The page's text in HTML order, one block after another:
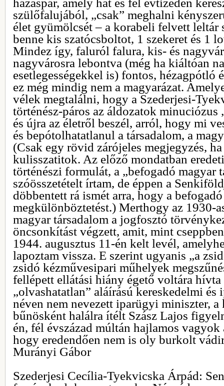
házaspár, amely hat és fél évtizeden
szülőfalujából, „csak” meghalni
élet gyümölcsét – a korabeli felvett leltár
benne kis szatócsboltot, 1 szekeret és 1
Mindez így, faluról falura, kis- és
nagyvárosra lebontva (még ha kiáltóan
esetlegességekkel is) fontos, hézagpótló
ez még mindig nem a magyarázat.
vélek megtalálni, hogy a Szederjesi-
történész-páros az áldozatok minuciózus
és újra az életről beszél, arról, hogy mi
és bepótolhatatlanul a társadalom, a
(Csak egy rövid zárójeles megjegyzés,
kulisszatitok. Az előző mondatban
történészi formulát, a „befogadó magyar
szóösszetételt írtam, de éppen a
döbbentett rá ismét arra, hogy a
megkülönböztetést.) Merthogy az 1930-
magyar társadalom a jogfosztó
öncsonkítást végzett, amit, mint
1944. augusztus 11-én kelt levél,
lapoztam vissza. E szerint ugyanis „a
zsidó kézművesipari műhelyek
fellépett ellátási hiány égető voltára
„olvashatatlan” aláírású kereskedelmi és
néven nem nevezett iparügyi miniszter, a
bűnösként halálra ítélt Szász Lajos
én, fél évszázad múltán hajlamos
hogy eredendően nem is oly burkolt
Murányi Gábor
Szederjesi Cecília-Tyekvicska Árpád: